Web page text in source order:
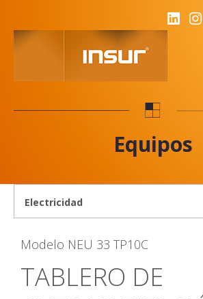
Equipos
Modelo NEU 33 TP10C
TABLERO DE